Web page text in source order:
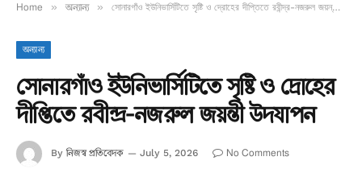
Home » অন্যান্য » সোনারগাঁও ইউনিভার্সিটিতে সৃষ্টি ও দ্রোহের দীপ্তিতে রবীন্দ্র-নজরুল জয়ন্তী উদযাপন
অন্যান্য
সোনারগাঁও ইউনিভার্সিটিতে সৃষ্টি ও দ্রোহের
দীপ্তিতে রবীন্দ্র-নজরুল জয়ন্তী উদযাপন
By নিজস্ব প্রতিবেদক July 5, 2026 No Comments